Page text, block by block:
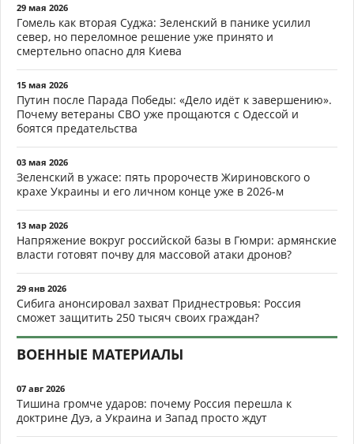
29 мая 2026
Гомель как вторая Суджа: Зеленский в панике усилил
север, но переломное решение уже принято и
смертельно опасно для Киева
15 мая 2026
Путин после Парада Победы: «Дело идёт к завершению».
Почему ветераны СВО уже прощаются с Одессой и
боятся предательства
03 мая 2026
Зеленский в ужасе: пять пророчеств Жириновского о
крахе Украины и его личном конце уже в 2026-м
13 мар 2026
Напряжение вокруг российской базы в Гюмри: армянские
власти готовят почву для массовой атаки дронов?
29 янв 2026
Сибига анонсировал захват Приднестровья: Россия
сможет защитить 250 тысяч своих граждан?
ВОЕННЫЕ МАТЕРИАЛЫ
07 авг 2026
Тишина громче ударов: почему Россия перешла к
доктрине Дуэ, а Украина и Запад просто ждут